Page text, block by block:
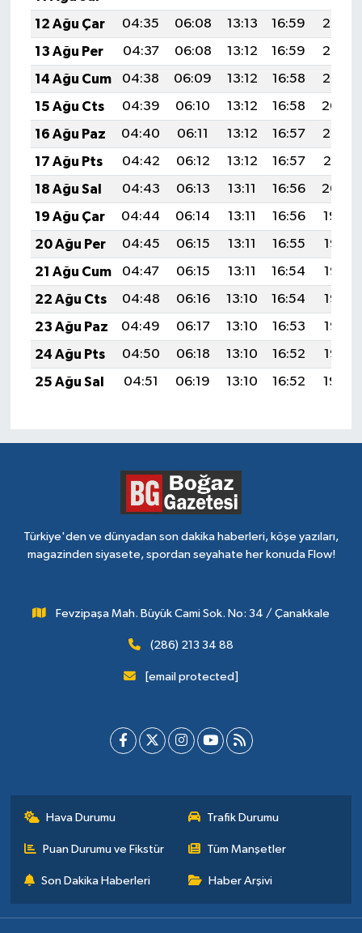
12 Ağu Çar
04:35 06:08 13:13 16:59
20:08
13 Ağu Per
04:37 06:08 13:12 16:59
20:06
14 Ağu Cum
04:38 06:09 13:12 16:58
20:05
15 Ağu Cts
04:39 06:10 13:12 16:58
20:04
16 Ağu Paz
04:40 06:11 13:12 16:57
20:03
17 Ağu Pts
04:42 06:12 13:12 16:57
20:01
18 Ağu Sal
04:43 06:13 13:11 16:56
20:00
19 Ağu Çar
04:44 06:14 13:11 16:56
19:59
20 Ağu Per
04:45 06:15 13:11 16:55
19:57
21 Ağu Cum
04:47 06:15 13:11 16:54
19:56
22 Ağu Cts
04:48 06:16 13:10 16:54
19:55
23 Ağu Paz
04:49 06:17 13:10 16:53
19:53
24 Ağu Pts
04:50 06:18 13:10 16:52
19:52
25 Ağu Sal
04:51 06:19 13:10 16:52 19:50
Türkiye'den ve dünyadan son dakika haberleri, köşe yazıları,
magazinden siyasete, spordan seyahate her konuda Flow!
Fevzipaşa Mah. Büyük Cami Sok. No: 34 / Çanakkale
(286) 213 34 88
[email protected]
Hava Durumu Trafik Durumu
Puan Durumu ve Fikstür Tüm Manşetler
Son Dakika Haberleri Haber Arşivi